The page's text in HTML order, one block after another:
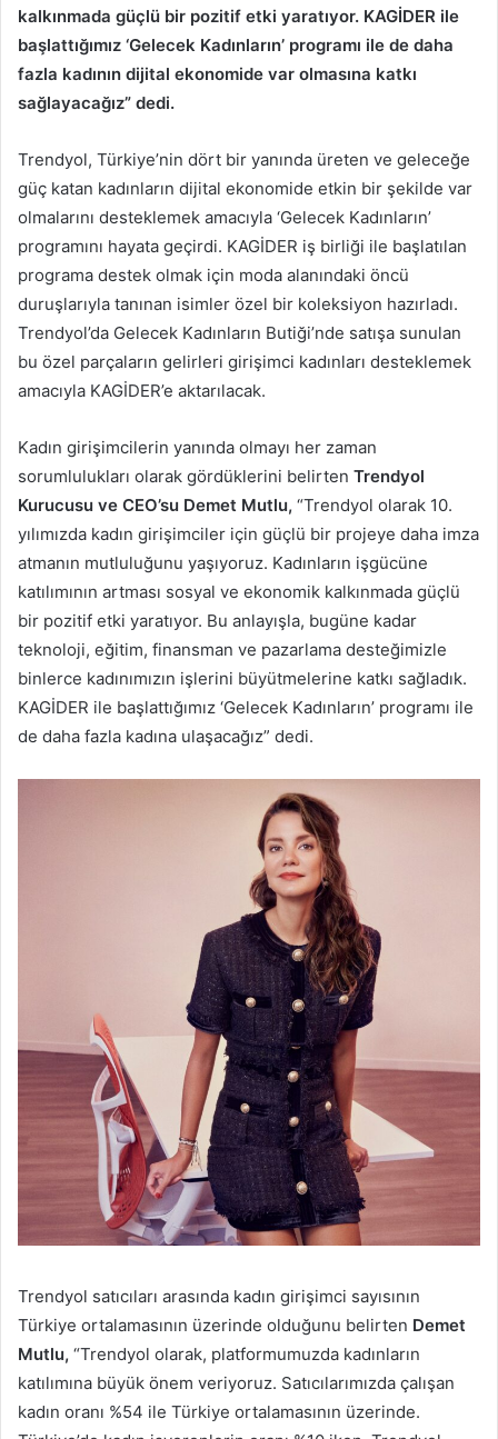
kalkınmada güçlü bir pozitif etki yaratıyor. KAGİDER ile
başlattığımız ‘Gelecek Kadınların’ programı ile de daha
fazla kadının dijital ekonomide var olmasına katkı
sağlayacağız” dedi.
Trendyol, Türkiye’nin dört bir yanında üreten ve geleceğe
güç katan kadınların dijital ekonomide etkin bir şekilde var
olmalarını desteklemek amacıyla ‘Gelecek Kadınların’
programını hayata geçirdi. KAGİDER iş birliği ile başlatılan
programa destek olmak için moda alanındaki öncü
duruşlarıyla tanınan isimler özel bir koleksiyon hazırladı.
Trendyol’da Gelecek Kadınların Butiği’nde satışa sunulan
bu özel parçaların gelirleri girişimci kadınları desteklemek
amacıyla KAGİDER’e aktarılacak.
Kadın girişimcilerin yanında olmayı her zaman
sorumlulukları olarak gördüklerini belirten Trendyol
Kurucusu ve CEO’su Demet Mutlu, “Trendyol olarak 10.
yılımızda kadın girişimciler için güçlü bir projeye daha imza
atmanın mutluluğunu yaşıyoruz. Kadınların işgücüne
katılımının artması sosyal ve ekonomik kalkınmada güçlü
bir pozitif etki yaratıyor. Bu anlayışla, bugüne kadar
teknoloji, eğitim, finansman ve pazarlama desteğimizle
binlerce kadınımızın işlerini büyütmelerine katkı sağladık.
KAGİDER ile başlattığımız ‘Gelecek Kadınların’ programı ile
de daha fazla kadına ulaşacağız” dedi.
Trendyol satıcıları arasında kadın girişimci sayısının
Türkiye ortalamasının üzerinde olduğunu belirten Demet
Mutlu, “Trendyol olarak, platformumuzda kadınların
katılımına büyük önem veriyoruz. Satıcılarımızda çalışan
kadın oranı %54 ile Türkiye ortalamasının üzerinde.